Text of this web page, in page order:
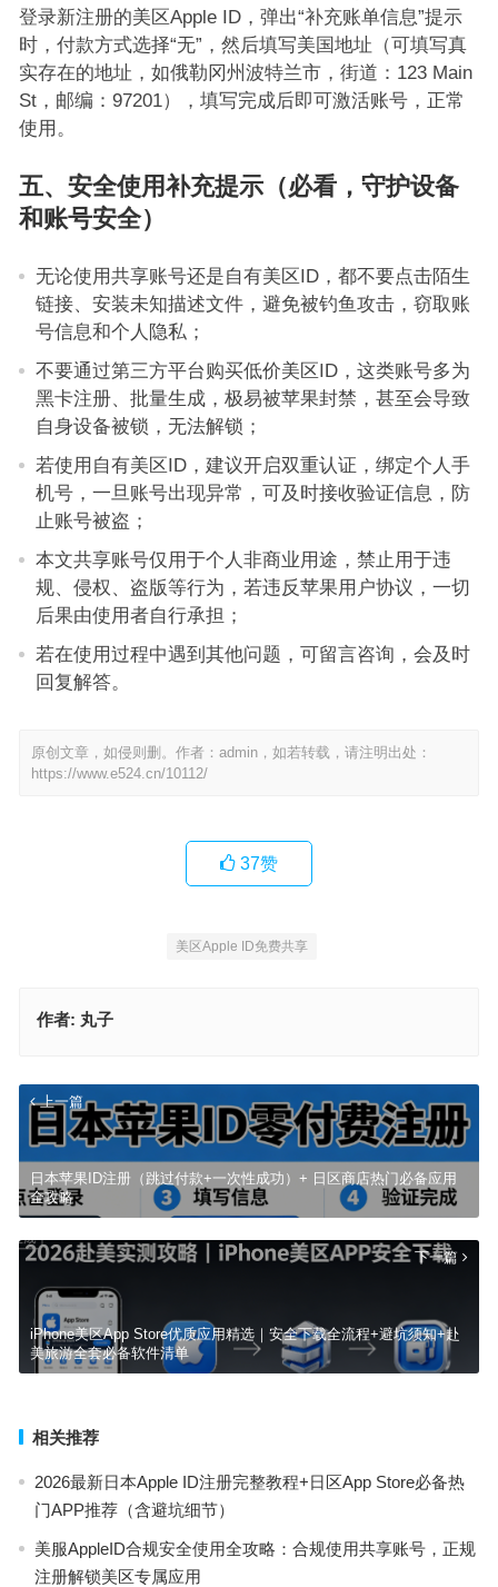
登录新注册的美区Apple ID，弹出“补充账单信息”提示
时，付款方式选择“无”，然后填写美国地址（可填写真
实存在的地址，如俄勒冈州波特兰市，街道：123 Main
St，邮编：97201），填写完成后即可激活账号，正常
使用。
五、安全使用补充提示（必看，守护设备
和账号安全）
无论使用共享账号还是自有美区ID，都不要点击陌生
链接、安装未知描述文件，避免被钓鱼攻击，窃取账
号信息和个人隐私；
不要通过第三方平台购买低价美区ID，这类账号多为
黑卡注册、批量生成，极易被苹果封禁，甚至会导致
自身设备被锁，无法解锁；
若使用自有美区ID，建议开启双重认证，绑定个人手
机号，一旦账号出现异常，可及时接收验证信息，防
止账号被盗；
本文共享账号仅用于个人非商业用途，禁止用于违
规、侵权、盗版等行为，若违反苹果用户协议，一切
后果由使用者自行承担；
若在使用过程中遇到其他问题，可留言咨询，会及时
回复解答。
原创文章，如侵则删。作者：admin，如若转载，请注明出处：
https://www.e524.cn/10112/
37赞
美区Apple ID免费共享
作者: 丸子
上一篇
日本苹果ID注册（跳过付款+一次性成功）+ 日区商店热门必备应用
全攻略
下一篇
iPhone美区App Store优质应用精选｜安全下载全流程+避坑须知+赴
美旅游全套必备软件清单
相关推荐
2026最新日本Apple ID注册完整教程+日区App Store必备热
门APP推荐（含避坑细节）
美服AppleID合规安全使用全攻略：合规使用共享账号，正规
注册解锁美区专属应用